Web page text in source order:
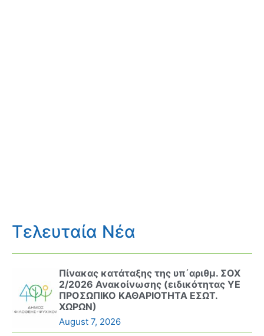
Τελευταία Νέα
Πίνακας κατάταξης της υπ΄αριθμ. ΣΟΧ
2/2026 Ανακοίνωσης (ειδικότητας ΥΕ
ΠΡΟΣΩΠΙΚΟ ΚΑΘΑΡΙΟΤΗΤΑ ΕΣΩΤ.
ΧΩΡΩΝ)
August 7, 2026